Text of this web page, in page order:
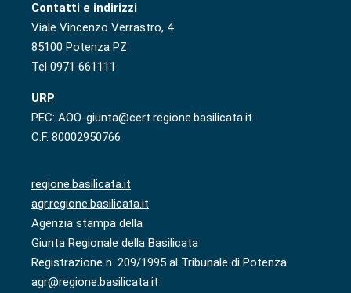
Contatti e indirizzi
Viale Vincenzo Verrastro, 4
85100 Potenza PZ
Tel 0971 661111
URP
PEC: AOO-giunta@cert.regione.basilicata.it
C.F. 80002950766
regione.basilicata.it
agr.regione.basilicata.it
Agenzia stampa della
Giunta Regionale della Basilicata
Registrazione n. 209/1995 al Tribunale di Potenza
agr@regione.basilicata.it